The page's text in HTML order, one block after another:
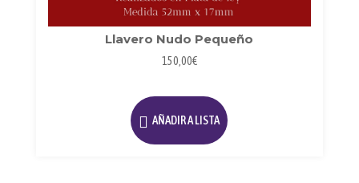
Llavero Nudo Pequeño
150,00€
AÑADIR A LISTA